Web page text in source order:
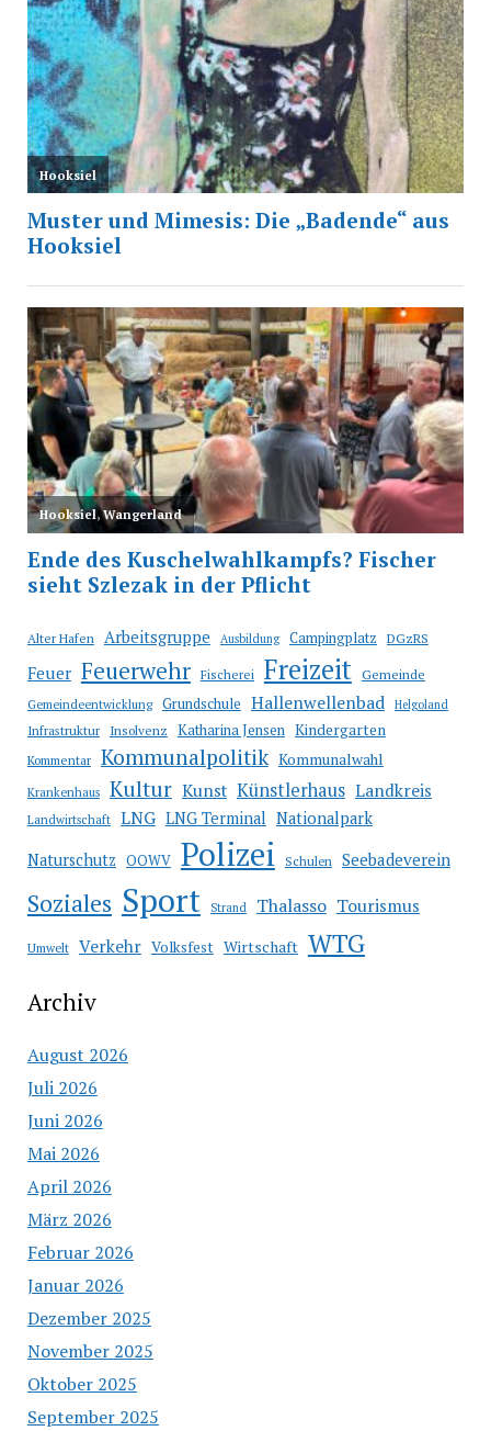
Alter Hafen Arbeitsgruppe Ausbildung Campingplatz DGzRS
Feuer Feuerwehr Fischerei Freizeit Gemeinde
Gemeindeentwicklung Grundschule Hallenwellenbad Helgoland
Infrastruktur Insolvenz Katharina Jensen Kindergarten
Kommentar Kommunalpolitik Kommunalwahl
Krankenhaus Kultur Kunst Künstlerhaus Landkreis
Landwirtschaft LNG LNG Terminal Nationalpark
Naturschutz OOWV Polizei Schulen Seebadeverein
Soziales Sport Strand Thalasso Tourismus
Umwelt Verkehr Volksfest Wirtschaft WTG
Archiv
August 2026
Juli 2026
Juni 2026
Mai 2026
April 2026
März 2026
Februar 2026
Januar 2026
Dezember 2025
November 2025
Oktober 2025
September 2025